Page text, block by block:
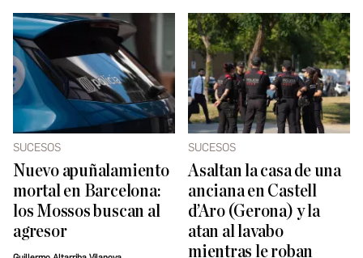
SUCESOS
Nuevo apuñalamiento
mortal en Barcelona:
los Mossos buscan al
agresor
SUCESOS
Asaltan la casa de una
anciana en Castell
d’Aro (Gerona) y la
atan al lavabo
mientras le roban